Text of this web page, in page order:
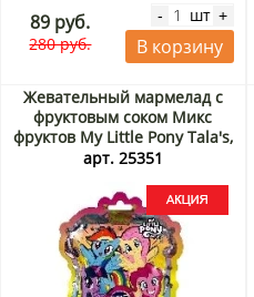
89 руб.
280 руб.
- шт +
В корзину
Жевательный мармелад с
фруктовым соком Микс
фруктов My Little Pony Tala's,
Китай, 60 г Акция
арт. 25351